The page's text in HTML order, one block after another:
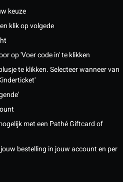
keuze
klik op volgede
op 'Voer code in' te klikken
te klikken. Selecteer wanneer van
met een Pathé Giftcard of
bestelling in jouw account en per